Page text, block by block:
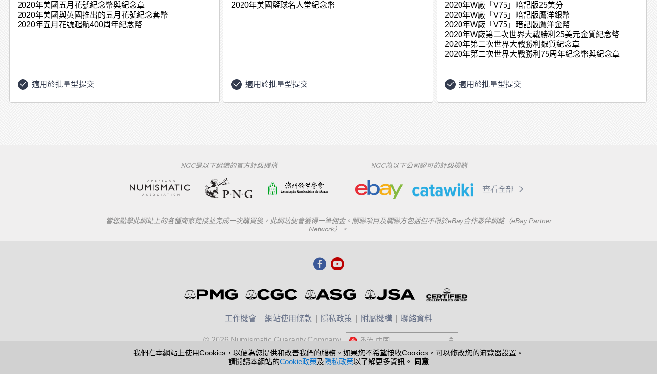
2020年美國五月花號紀念幣與紀念章
2020年美國與英國推出的五月花號紀念套幣
2020年五月花號起航400周年紀念幣
適用於批量型提交
2020年美國籃球名人堂紀念幣
適用於批量型提交
2020年W廠「V75」暗記版25美分
2020年W廠「V75」暗記版鷹洋銀幣
2020年W廠「V75」暗記版鷹洋金幣
2020年W廠第二次世界大戰勝利25美元金質紀念幣
2020年第二次世界大戰勝利銀質紀念章
2020年第二次世界大戰勝利75周年紀念幣與紀念章
適用於批量型提交
NGC是以下組織的官方評級機構 NGC為以下公司認可的評級機購
查看全部
當您點擊此網站上的各種商家鏈接並完成一次購買後，此網站便會獲得一筆佣金。關聯項目及關聯方包括但不限於eBay合作夥伴網絡（eBay Partner
Network）。
工作機會 網站使用條款 隱私政策 附屬機構 聯絡資料
© 2026 Numismatic Guaranty Company 香港-中国
我們在本網站上使用Cookies，以便為您提供和改善我們的服務。如果您不希望接收Cookies，可以修改您的流覽器設置。
請閱讀本網站的Cookie政策及隱私政策以了解更多資訊。 同意